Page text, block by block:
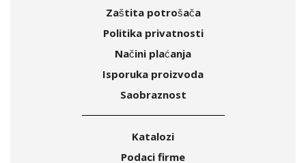
Zaštita potrošača
Politika privatnosti
Načini plaćanja
Isporuka proizvoda
Saobraznost
Katalozi
Podaci firme